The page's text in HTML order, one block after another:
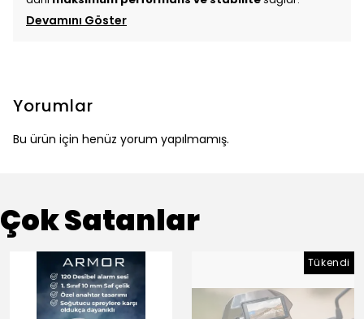
Devamını Göster
Yorumlar
Bu ürün için henüz yorum yapılmamış.
Çok Satanlar
Tükendi